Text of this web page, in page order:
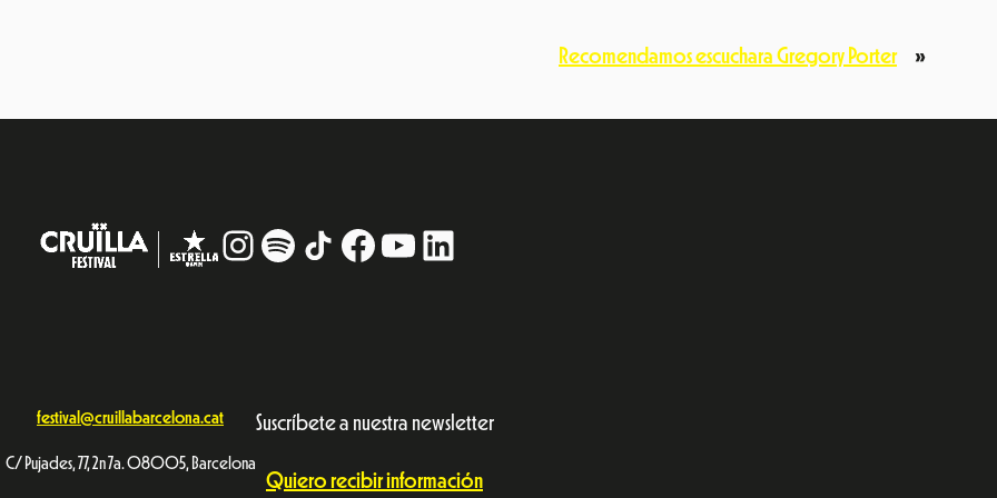
Recomendamos escuchara Gregory Porter »
Instagram
# TikTokFacebook
YouTube
LinkedIn
festival@cruillabarcelona.cat
C/ Pujades, 77, 2n 7a. 08005, Barcelona
Suscríbete a nuestra newsletter
Quiero recibir información